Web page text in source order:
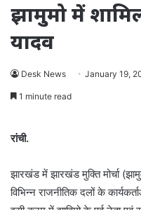
झामुमो में
यादव
Desk News January 19,
1 minute read
रांची.
झारखंड में झारखंड मुक्ति मोर्चा
विभिन्न राजनीतिक दलों के